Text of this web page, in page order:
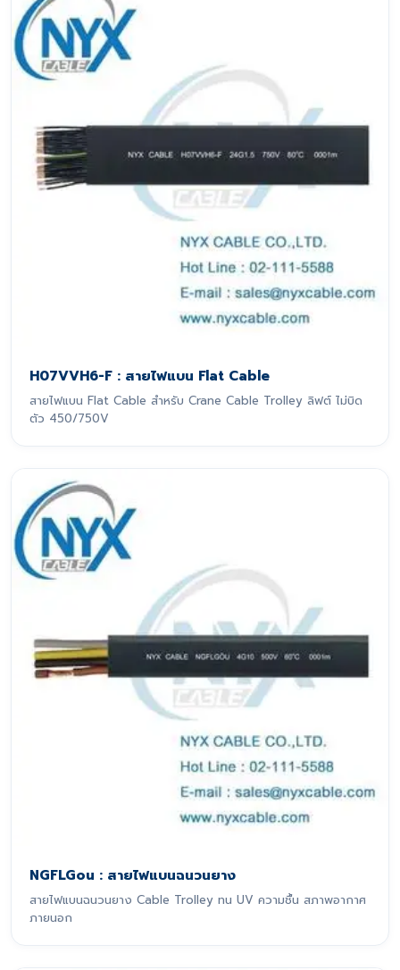
H07VVH6-F : สายไฟแบน Flat Cable
สายไฟแบน Flat Cable สำหรับ Crane Cable Trolley ลิฟต์ ไม่บิด
ตัว 450/750V
NGFLGou : สายไฟแบนฉนวนยาง
สายไฟแบนฉนวนยาง Cable Trolley ทน UV ความชื้น สภาพอากาศ
ภายนอก